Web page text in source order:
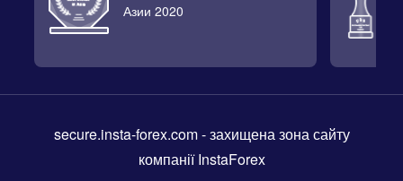
Азии 2020
secure.insta-forex.com- захищена зона сайту
компанії InstaForex